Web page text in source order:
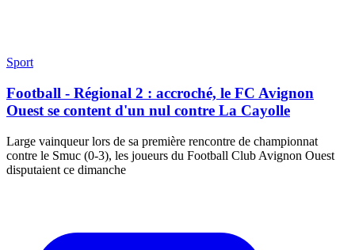
Sport
Football - Régional 2 : accroché, le FC Avignon
Ouest se content d'un nul contre La Cayolle
Large vainqueur lors de sa première rencontre de championnat
contre le Smuc (0-3), les joueurs du Football Club Avignon Ouest
disputaient ce dimanche